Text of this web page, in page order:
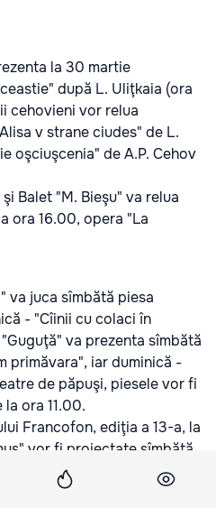
la 30 martie
după L. Uliţkaia (ora
cehovieni vor relua
v strane ciudes" de L.
oşciuşcenia" de A.P. Cehov
Balet "M. Bieşu" va relua
ora 16.00, opera "La
va juca sîmbătă piesa
- "Cîinii cu colaci în
va prezenta sîmbătă
primăvara", iar duminică -
de păpuşi, piesele vor fi
ora 11.00.
Francofon, ediţia a 13-a, la
vor fi proiectate sîmbătă
şi "Le gamin au velo" (ora
filmele "Les Beaux